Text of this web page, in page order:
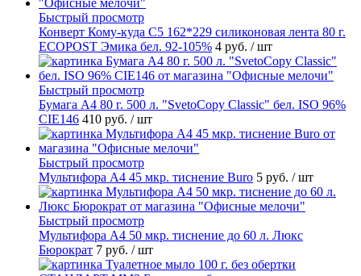
Быстрый просмотр
Конверт Кому-куда С5 162*229 силиконовая лента 80 г.
ECOPOST Эмика бел. 92-105% 4 руб. / шт
Быстрый просмотр
Бумага А4 80 г. 500 л. "SvetoCopy Classic" бел. ISO 96%
CIE146 410 руб. / шт
Быстрый просмотр
Мультифора А4 45 мкр. тиснение Buro 5 руб. / шт
Быстрый просмотр
Мультифора А4 50 мкр. тиснение до 60 л. Люкс
Бюрократ 7 руб. / шт